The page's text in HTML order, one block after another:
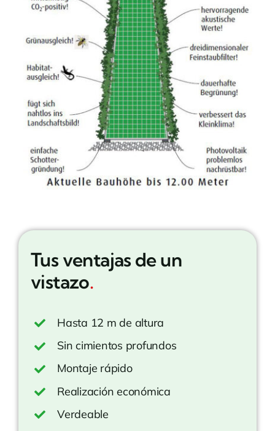
Tus ventajas de un
vistazo.
Hasta 12 m de altura
Sin cimientos profundos
Montaje rápido
Realización económica
Verdeable